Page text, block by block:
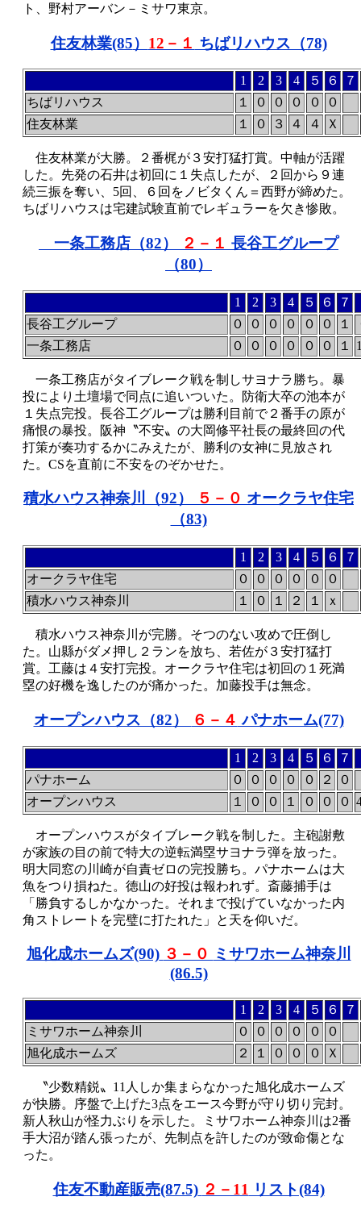
ト、野村アーバン－ミサワ東京。
住友林業(85） 12－１ ちばリハウス（78)
1 2 3 4 ５ ６
７
ちばリハウス
１ ０ ０ ０ ０
０
住友林業
１ ０ ３ ４ ４ Ｘ
住友林業が大勝。２番梶が３安打猛打賞。中軸が活躍
した。先発の石井は初回に１失点したが、２回から９連
続三振を奪い、5回、６回をノビタくん＝西野が締めた。
ちばリハウスは宅建試験直前でレギュラーを欠き惨敗。
一条工務店（82） ２－１ 長谷工グループ
（80）
1 2 3 4 ５ ６
７
長谷工グループ
０ ０ ０ ０ ０ ０ １
一条工務店
０ ０ ０ ０ ０ ０ １
一条工務店がタイブレーク戦を制しサヨナラ勝ち。暴
投により土壇場で同点に追いついた。防衛大卒の池本が
１失点完投。長谷工グループは勝利目前で２番手の原が
痛恨の暴投。阪神〝不安〟の大岡修平社長の最終回の代
打策が奏功するかにみえたが、勝利の女神に見放され
た。CSを直前に不安をのぞかせた。
積水ハウス神奈川（92） ５－０ オークラヤ住宅
（83)
1 2 3 4 ５ ６
７
オークラヤ住宅
０ ０ ０ ０ ０
０
積水ハウス神奈川
１ ０ １ ２ １ ｘ
積水ハウス神奈川が完勝。そつのない攻めで圧倒し
た。山縣がダメ押し２ランを放ち、若佐が３安打猛打
賞。工藤は４安打完投。オークラヤ住宅は初回の１死満
塁の好機を逸したのが痛かった。加藤投手は無念。
オープンハウス（82） ６－４ パナホーム(77)
1 2 3 4 ５ ６
７
パナホーム
０ ０ ０ ０ ０ ２ ０
オープンハウス
１ ０ ０ １ ０ ０ ０
オープンハウスがタイブレーク戦を制した。主砲謝敷
が家族の目の前で特大の逆転満塁サヨナラ弾を放った。
明大同窓の川崎が自責ゼロの完投勝ち。パナホームは大
魚をつり損ねた。徳山の好投は報われず。斎藤捕手は
「勝負するしかなかった。それまで投げていなかった内
角ストレートを完璧に打たれた」と天を仰いだ。
旭化成ホームズ(90) ３－０ ミサワホーム神奈川
(86.5)
1 2 3 4 ５ ６
７
ミサワホーム神奈川
０ ０ ０ ０ ０
０
旭化成ホームズ
２ １ ０ ０ ０ Ｘ
〝少数精鋭〟11人しか集まらなかった旭化成ホームズ
が快勝。序盤で上げた3点をエース今野が守り切り完封。
新人秋山が怪力ぶりを示した。ミサワホーム神奈川は2番
手大沼が踏ん張ったが、先制点を許したのが致命傷とな
った。
住友不動産販売(87.5) ２－11 リスト(84)